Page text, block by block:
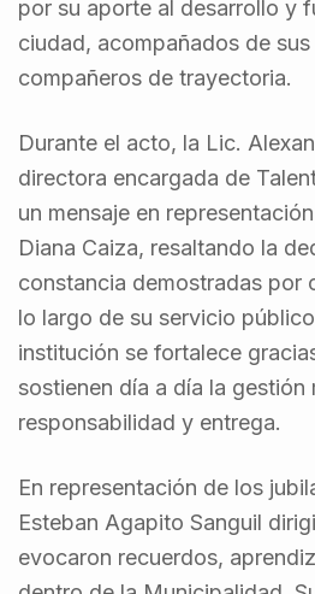
por su aporte al desarrollo y
ciudad, acompañados de
compañeros de trayectoria.
Durante el acto, la Lic.
directora encargada de
un mensaje en
Diana Caiza, resaltando la
constancia demostradas por
lo largo de su servicio
institución se fortalece
sostienen día a día la gestión
responsabilidad y entrega.
En representación de los
Esteban Agapito Sanguil
evocaron recuerdos,